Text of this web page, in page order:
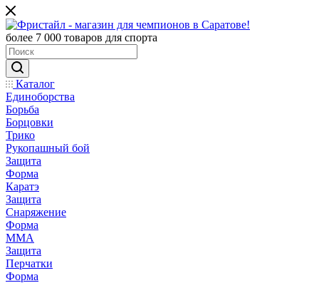
более 7 000 товаров для спорта
Каталог
Единоборства
Борьба
Борцовки
Трико
Рукопашный бой
Защита
Форма
Каратэ
Защита
Снаряжение
Форма
ММА
Защита
Перчатки
Форма